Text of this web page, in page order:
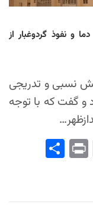
و نفوذ گردوغبار از
نسبی و تدریجی
و گفت که با توجه
Pri